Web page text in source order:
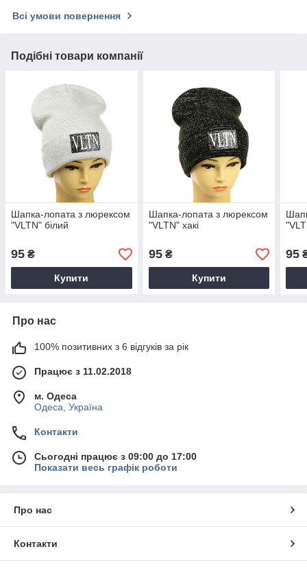
Всі умови повернення
Подібні товари компанії
Шапка-лопата з люрексом
"VLTN" білий
95 ₴
Купити
Шапка-лопата з люрексом
"VLTN" хакі
95₴
Купити
95
Про нас
100% позитивних з 6 відгуків за рік
Працює з 11.02.2018
м. Одеса
Одеса, Україна
Контакти
Сьогодні працює з 09:00 до 17:00
Показати весь графік роботи
Про нас
Контакти